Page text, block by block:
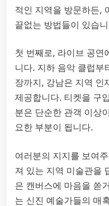
적인 지역을 방문하든,
끝없는 방법들이 있습
첫 번째로, 라이브 공연
니다. 지하 음악 클럽부
장까지, 강남은 지역 인
제공합니다. 티켓을 구
분은 단순한 관객 이상
요한 부분이 됩니다.
여러분의 지지를 보여
져 있는 지역 미술관을
은 캔버스에 마음을 쏟
는 신진 예술가들의 매